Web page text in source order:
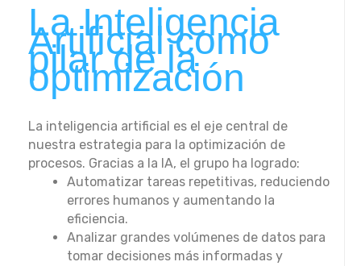
La Inteligencia
Artificial como
pilar de la
optimización
La inteligencia artificial es el eje central de
nuestra estrategia para la optimización de
procesos. Gracias a la IA, el grupo ha logrado:
Automatizar tareas repetitivas, reduciendo
errores humanos y aumentando la
eficiencia.
Analizar grandes volúmenes de datos para
tomar decisiones más informadas y